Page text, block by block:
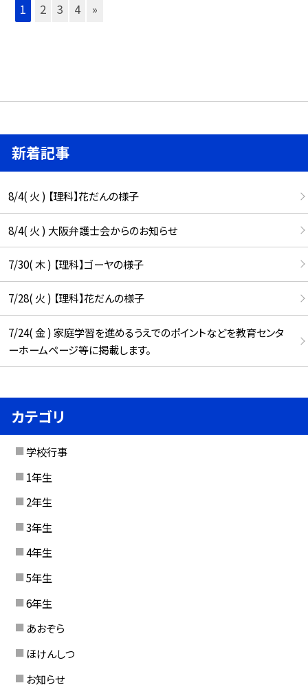
1 2 3 4 »
新着記事
8/4( 火 ) 【理科】花だんの様子
8/4( 火 ) 大阪弁護士会からのお知らせ
7/30( 木 ) 【理科】ゴーヤの様子
7/28( 火 ) 【理科】花だんの様子
7/24( 金 ) 家庭学習を進めるうえでのポイントなどを教育センタ
ーホームページ等に掲載します。
カテゴリ
学校行事
1年生
2年生
3年生
4年生
5年生
6年生
あおぞら
ほけんしつ
お知らせ